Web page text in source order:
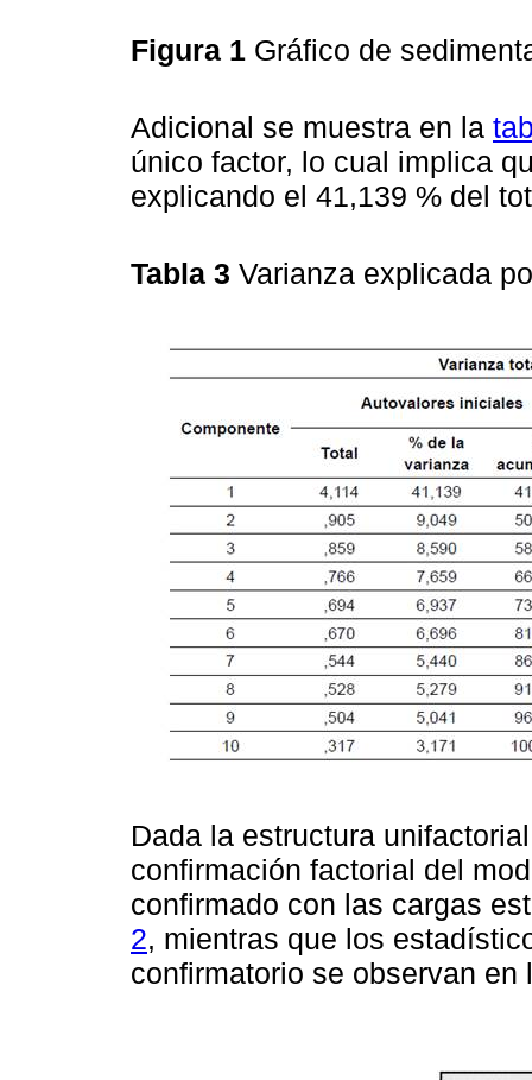
Figura 1 Gráfico de
Adicional se muestra en la
único factor, lo cual implica
explicando el 41,139 % del
Tabla 3 Varianza explicada
Dada la estructura
confirmación factorial del
confirmado con las cargas
2, mientras que los
confirmatorio se observan